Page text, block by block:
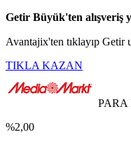
Getir Büyük'ten alışveriş
Avantajix'ten tıklayıp Getir
TIKLA KAZAN
PARA
%2,00